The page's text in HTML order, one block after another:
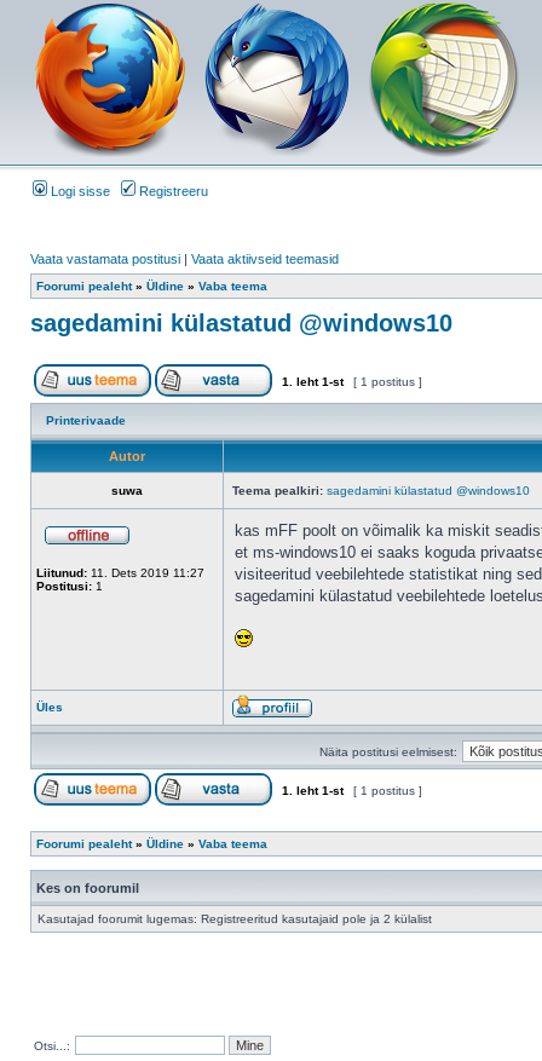
Logi sisse Registreeru
Vaata vastamata postitusi | Vaata aktiivseid teemasid
Foorumi pealeht» Üldine » Vaba teema
sagedamini külastatud @windows10
1 . leht1-st [ 1 postitus ]
Printerivaade
Autor
suwa Teema pealkiri: sagedamini külastatud @windows10
Liitunud: 11. Dets 2019 11:27
Postitusi: 1
kas mFF poolt on võimalik ka miskit
et ms-windows10 ei saaks koguda
visiteeritud veebilehtede statistikat ning
sagedamini külastatud veebilehtede
Üles
Näita postitusi eelmisest:
1 . leht1-st [ 1 postitus ]
Foorumi pealeht» Üldine » Vaba teema
Kes on foorumil
Kasutajad foorumit lugemas: Registreeritud kasutajaid pole ja 2 külalist
Otsi...: